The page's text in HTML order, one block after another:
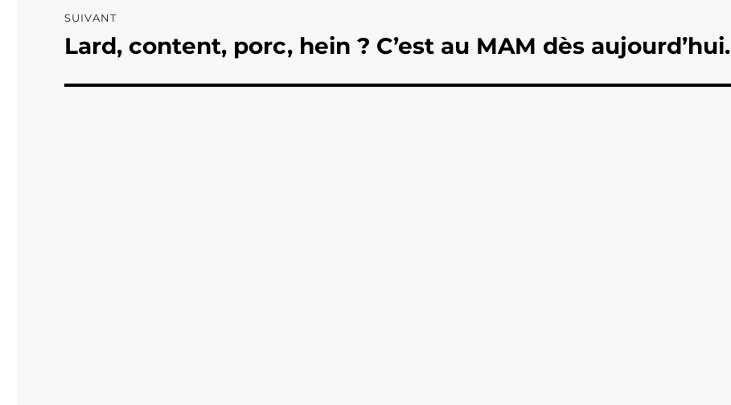
SUIVANT
Publication
Lard, content, porc, hein ? C’est au MAM dès aujourd’hui.